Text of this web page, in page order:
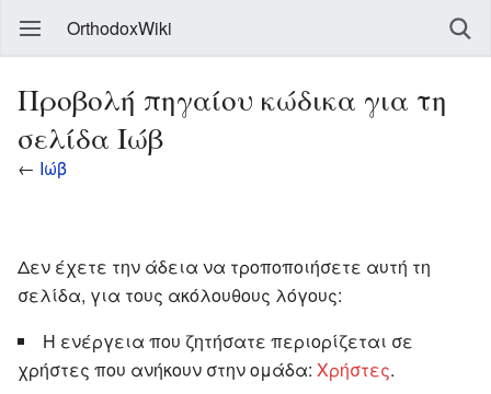
OrthodoxWiki
Προβολή πηγαίου κώδικα για τη
σελίδα Ιώβ
← Ιώβ
Δεν έχετε την άδεια να τροποποιήσετε αυτή τη
σελίδα, για τους ακόλουθους λόγους:
Η ενέργεια που ζητήσατε περιορίζεται σε
χρήστες που ανήκουν στην ομάδα: Χρήστες.